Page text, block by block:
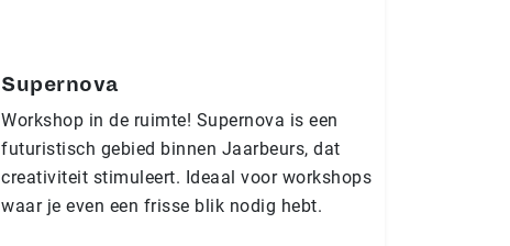
Supernova
Workshop in de ruimte! Supernova is een
futuristisch gebied binnen Jaarbeurs, dat
creativiteit stimuleert. Ideaal voor workshops
waar je even een frisse blik nodig hebt.